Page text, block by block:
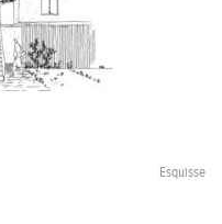
Esquisse